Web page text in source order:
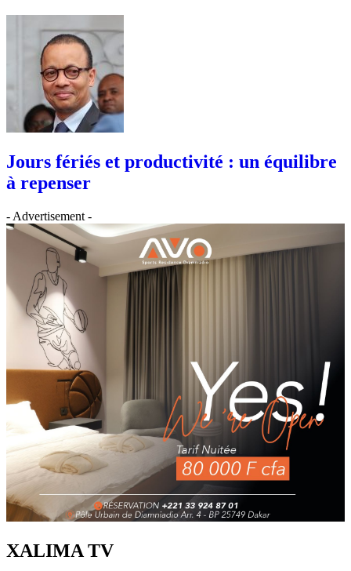
Jours fériés et productivité : un équilibre
à repenser
- Advertisement -
XALIMA TV